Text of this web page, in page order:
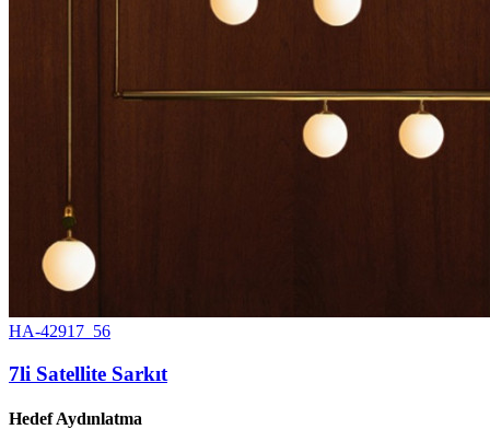
HA-42917_56
7li Satellite Sarkıt
Hedef Aydınlatma